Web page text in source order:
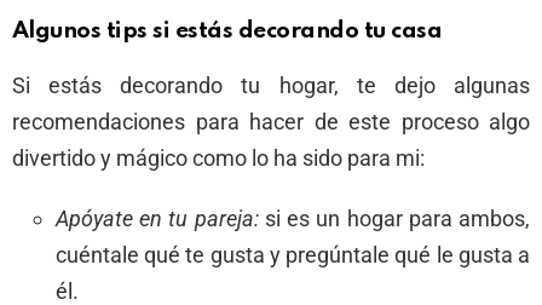
Algunos tips si estás decorando tu casa
Si estás decorando tu hogar, te dejo algunas
recomendaciones para hacer de este proceso algo
divertido y mágico como lo ha sido para mi:
Apóyate en tu pareja:si es un hogar para ambos,
cuéntale qué te gusta y pregúntale qué le gusta a
él.